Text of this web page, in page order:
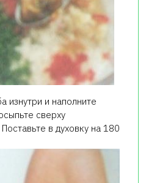
изнутри и наполните
сверху
в духовку на 180